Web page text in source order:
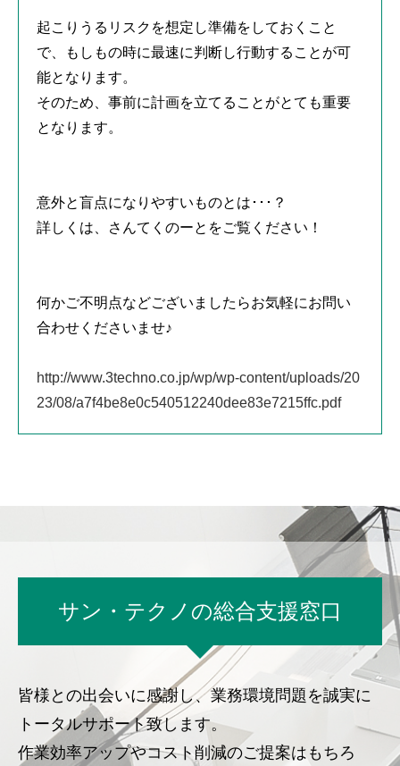
起こりうるリスクを想定し準備をしておくこと
で、もしもの時に最速に判断し行動することが可
能となります。
そのため、事前に計画を立てることがとても重要
となります。
意外と盲点になりやすいものとは･･･？
詳しくは、さんてくのーとをご覧ください！
何かご不明点などございましたらお気軽にお問い
合わせくださいませ♪
http://www.3techno.co.jp/wp/wp-content/uploads/20
23/08/a7f4be8e0c540512240dee83e7215ffc.pdf
サン・テクノの総合支援窓口
皆様との出会いに感謝し、業務環境問題を誠実に
トータルサポート致します。
作業効率アップやコスト削減のご提案はもちろ